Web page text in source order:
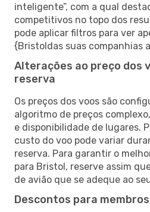
inteligente”, com a qual
competitivos no topo dos
pode aplicar filtros para ver
{Bristoldas suas companhias
Alterações ao preço dos
reserva
Os preços dos voos são
algoritmo de preços
e disponibilidade de lugares.
custo do voo pode variar
reserva. Para garantir o
para Bristol, reserve assim
de avião que se adeque ao
Descontos para